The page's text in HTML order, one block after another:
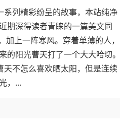
系列精彩纷呈的故事，本站纯净
期深得读者青睐的一篇美文同
加上一阵寒风。穿着单薄的人，
阳光曹天打了一个大大哈切。
天不怎么喜欢晒太阳，但是连续
，...